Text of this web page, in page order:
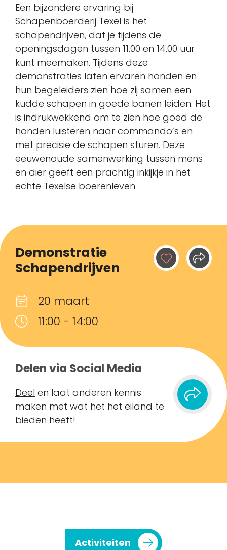
Demonstratie
Schapendrijven
20 maart
11:00 - 14:00
Delen via Social Media
Deel en laat anderen kennis
maken met wat het het eiland te
bieden heeft!
Een bijzondere ervaring bij
Schapenboerderij Texel is het
schapendrijven, dat je tijdens de
openingsdagen tussen 11.00 en 14.00 uur
kunt meemaken. Tijdens deze
demonstraties laten ervaren honden en
hun begeleiders zien hoe zij samen een
kudde schapen in goede banen leiden. Het
is indrukwekkend om te zien hoe goed de
honden luisteren naar commando’s en
met precisie de schapen sturen. Deze
eeuwenoude samenwerking tussen mens
en dier geeft een prachtig inkijkje in het
echte Texelse boerenleven
Activiteiten